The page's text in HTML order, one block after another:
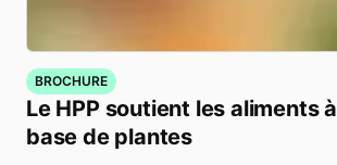
BROCHURE
Le HPP soutient les aliments à
base de plantes